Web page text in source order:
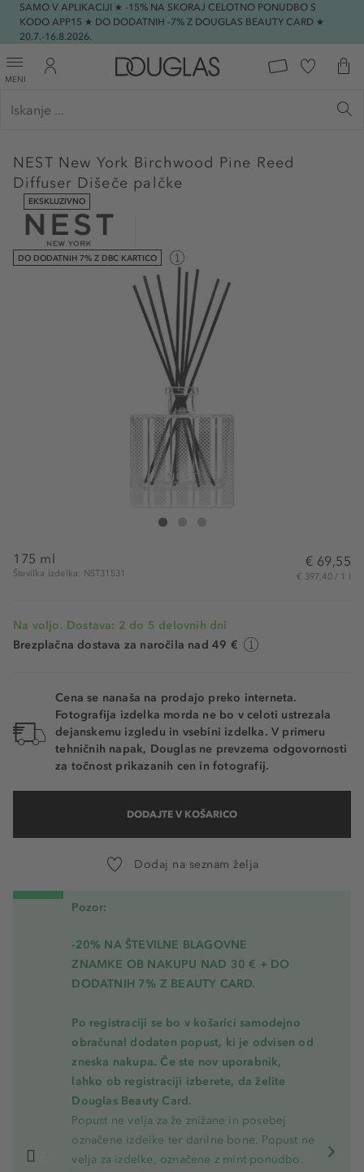
SAMO V APLIKACIJI ★ -15% NA SKORAJ CELOTNO PONUDBO S
KODO APP15 ★ DO DODATNIH -7% Z DOUGLAS BEAUTY CARD ★
20.7.-16.8.2026.
MENI
NEST New York Birchwood Pine Reed
Diffuser Dišeče palčke
EKSKLUZIVNO
DO DODATNIH 7% Z DBC KARTICO
NEST New York Birchwood Pine Reed Diffuser
175 ml
Številka izdelka: NST31531
€ 69,55
€ 397,40 / 1 l
Na voljo. Dostava: 2 do 5 delovnih dni
Brezplačna dostava za naročila nad 49 €
Cena se nanaša na prodajo preko interneta.
Fotografija izdelka morda ne bo v celoti ustrezala
dejanskemu izgledu in vsebini izdelka. V primeru
tehničnih napak, Douglas ne prevzema odgovornosti
za točnost prikazanih cen in fotografij.
DODAJTE V KOŠARICO
Dodaj na seznam želja
Pozor:
-20% NA ŠTEVILNE BLAGOVNE
ZNAMKE OB NAKUPU NAD 30 € + DO
DODATNIH 7% Z BEAUTY CARD.
Po registraciji se bo v košarici samodejno
obračunal dodaten popust, ki je odvisen od
zneska nakupa. Če ste nov uporabnik,
lahko ob registraciji izberete, da želite
Douglas Beauty Card.
Popust ne velja za že znižane in posebej
označene izdelke ter darilne bone. Popust ne
velja za izdelke, označene z mint ponudbo.